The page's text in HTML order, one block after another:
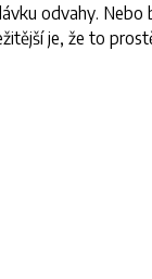
odvahy. Nebo
je, že to